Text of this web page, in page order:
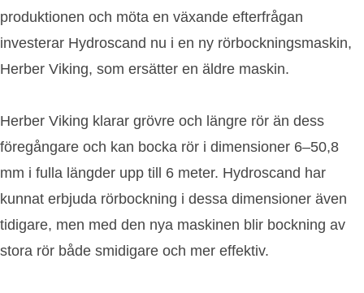
produktionen och möta en växande efterfrågan
investerar Hydroscand nu i en ny rörbockningsmaskin,
Herber Viking, som ersätter en äldre maskin.
Herber Viking klarar grövre och längre rör än dess
föregångare och kan bocka rör i dimensioner 6–50,8
mm i fulla längder upp till 6 meter. Hydroscand har
kunnat erbjuda rörbockning i dessa dimensioner även
tidigare, men med den nya maskinen blir bockning av
stora rör både smidigare och mer effektiv.